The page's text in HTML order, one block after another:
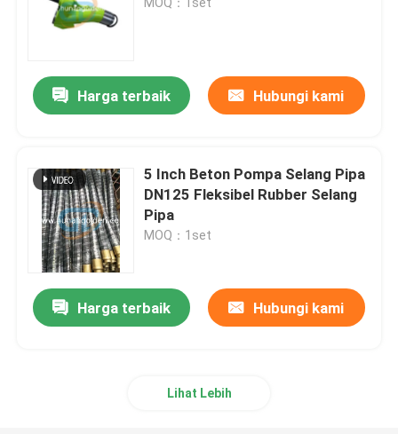
Rumah
MOQ：1set
Harga terbaik Hubungi kami
5 Inch Beton Pompa Selang Pipa
DN125 Fleksibel Rubber Selang
Pipa
MOQ：1set
Harga terbaik Hubungi kami
Lihat Lebih